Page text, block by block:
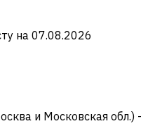
на 07.08.2026
и Московская обл.) -